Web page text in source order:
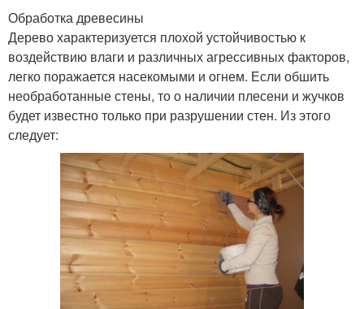
Обработка древесины
Дерево характеризуется плохой устойчивостью к
воздействию влаги и различных агрессивных факторов,
легко поражается насекомыми и огнем. Если обшить
необработанные стены, то о наличии плесени и жучков
будет известно только при разрушении стен. Из этого
следует: